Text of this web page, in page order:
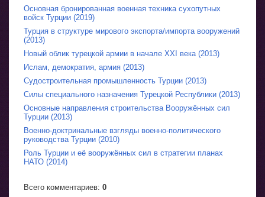
Основная бронированная военная техника сухопутных
войск Турции (2019)
Турция в структуре мирового экспорта/импорта вооружений
(2013)
Новый облик турецкой армии в начале XXI века (2013)
Ислам, демократия, армия (2013)
Судостроительная промышленность Турции (2013)
Силы специального назначения Турецкой Республики (2013)
Основные направления строительства Вооружённых сил
Турции (2013)
Военно-доктринальные взгляды военно-политического
руководства Турции (2010)
Роль Турции и её вооружённых сил в стратегии планах
НАТО (2014)
Всего комментариев: 0